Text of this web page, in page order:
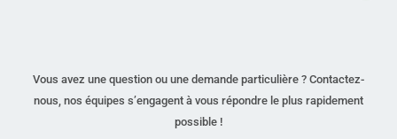
Vous avez une question ou une demande particulière ? Contactez-
nous, nos équipes s’engagent à vous répondre le plus rapidement
possible !